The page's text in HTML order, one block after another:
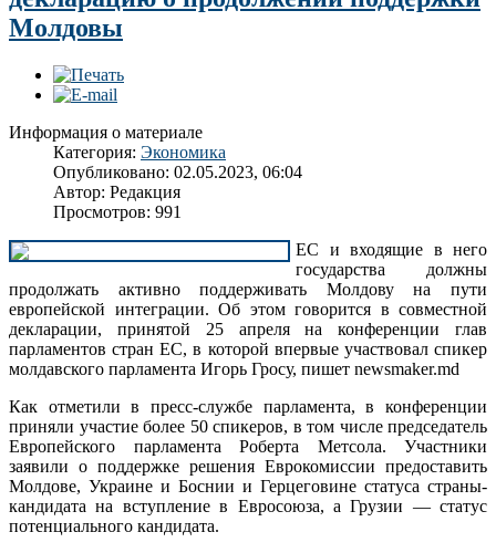
Молдовы
Информация о материале
Категория: Экономика
Опубликовано: 02.05.2023, 06:04
Автор: Редакция
Просмотров: 991
ЕС и входящие в него
государства должны
продолжать активно поддерживать Молдову на пути
европейской интеграции. Об этом говорится в совместной
декларации, принятой 25 апреля на конференции глав
парламентов стран ЕС, в которой впервые участвовал спикер
молдавского парламента Игорь Гросу, пишет newsmaker.md
Как отметили в пресс-службе парламента, в конференции
приняли участие более 50 спикеров, в том числе председатель
Европейского парламента Роберта Метсола. Участники
заявили о поддержке решения Еврокомиссии предоставить
Молдове, Украине и Боснии и Герцеговине статуса страны-
кандидата на вступление в Евросоюза, а Грузии — статус
потенциального кандидата.